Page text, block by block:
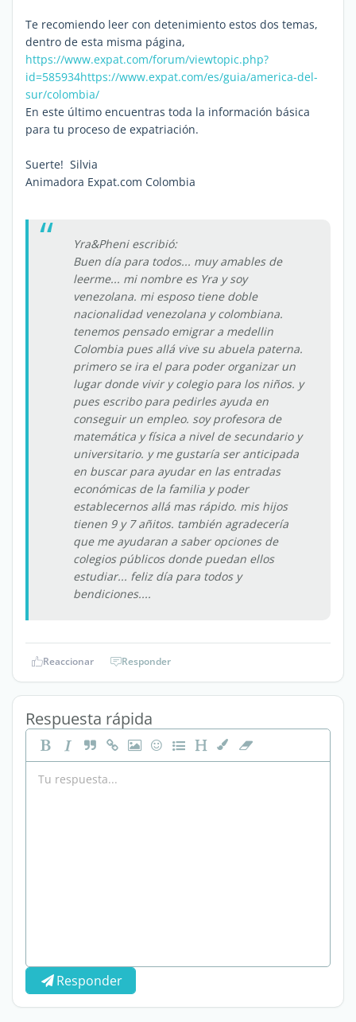
Te recomiendo leer con detenimiento estos dos temas,
dentro de esta misma página,
https://www.expat.com/forum/viewtopic.php?
id=585934https://www.expat.com/es/guia/america-del-
sur/colombia/
En este último encuentras toda la información básica
para tu proceso de expatriación.
Suerte! Silvia
Animadora Expat.com Colombia
Yra&Pheni escribió:
Buen día para todos... muy amables de
leerme... mi nombre es Yra y soy
venezolana. mi esposo tiene doble
nacionalidad venezolana y colombiana.
tenemos pensado emigrar a medellin
Colombia pues allá vive su abuela paterna.
primero se ira el para poder organizar un
lugar donde vivir y colegio para los niños. y
pues escribo para pedirles ayuda en
conseguir un empleo. soy profesora de
matemática y física a nivel de secundario y
universitario. y me gustaría ser anticipada
en buscar para ayudar en las entradas
económicas de la familia y poder
establecernos allá mas rápido. mis hijos
tienen 9 y 7 añitos. también agradecería
que me ayudaran a saber opciones de
colegios públicos donde puedan ellos
estudiar... feliz día para todos y
bendiciones....
Reaccionar Responder
Respuesta rápida
Responder